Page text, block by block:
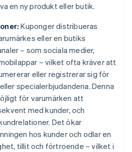
en ny produkt eller butik.
Kuponger distribueras
eller en butiks
– som sociala medier,
– vilket ofta kräver att
eller registrerar sig för
specialerbjudandena. Denna
för varumärken att
med kunder, och
Det ökar
hos kunder och odlar en
tillit och förtroende – vilket i